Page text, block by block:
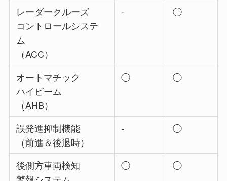
レーダークルーズ
コントロールシステ
ム
（ACC）
- ◯
オートマチック
ハイビーム
（AHB）
◯ ◯
誤発進抑制機能
（前進＆後退時）
- ◯
後側方車両検知
◯ ◯